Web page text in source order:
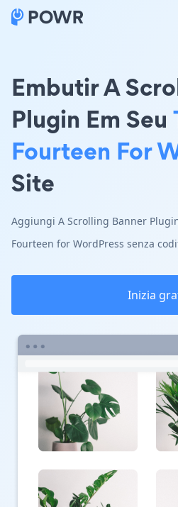
Embutir A
Plugin Em Seu
Fourteen For
Site
Aggiungi A Scrolling Banner
Fourteen for WordPress senza
Inizia